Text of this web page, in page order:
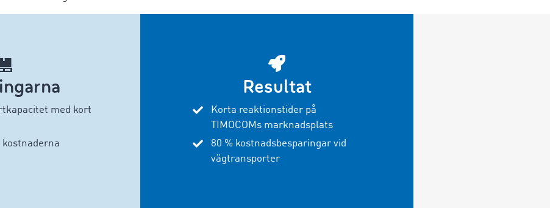
med kort
kostnaderna
Resultat
Korta reaktionstider på
TIMOCOMs marknadsplats
80 % kostnadsbesparingar vid
vägtransporter